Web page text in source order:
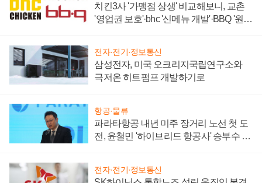
치킨3사 '가맹점 상생' 비교해보니, 교촌
'영업권 보호'·bhc '신메뉴 개발'·BBQ '원가
전자·전기·정보통신
삼성전자, 미국 오크리지국립연구소와
극저온 히트펌프 개발하기로
항공·물류
파라타항공 내년 미주 장거리 노선 첫 도
전, 윤철민 '하이브리드 항공사' 승부수 통
전자·전기·정보통신